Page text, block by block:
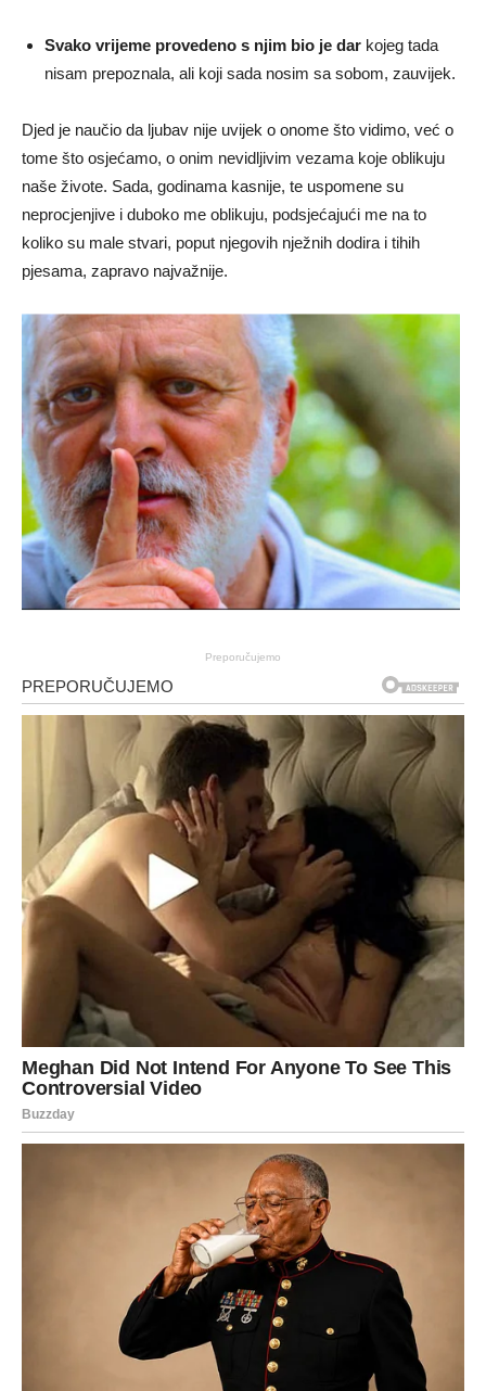
Svako vrijeme provedeno s njim bio je dar kojeg tada
nisam prepoznala, ali koji sada nosim sa sobom, zauvijek.
Djed je naučio da ljubav nije uvijek o onome što vidimo, već o
tome što osjećamo, o onim nevidljivim vezama koje oblikuju
naše živote. Sada, godinama kasnije, te uspomene su
neprocjenjive i duboko me oblikuju, podsjećajući me na to
koliko su male stvari, poput njegovih nježnih dodira i tihih
pjesama, zapravo najvažnije.
Preporučujemo